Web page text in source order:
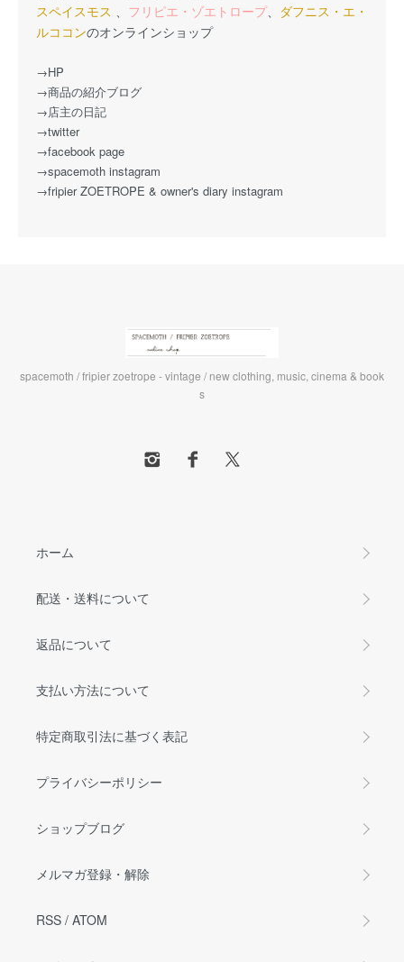
スペイスモス 、 フリピエ・ゾエトロープ、 ダフニス・エ・
ルココンのオンラインショップ
→HP
→商品の紹介ブログ
→店主の日記
→twitter
→facebook page
→spacemoth instagram
→fripier ZOETROPE & owner's diary instagram
spacemoth / fripier zoetrope - vintage / new clothing, music, cinema & book
s
ホーム
配送・送料について
返品について
支払い方法について
特定商取引法に基づく表記
プライバシーポリシー
ショップブログ
メルマガ登録・解除
RSS / ATOM